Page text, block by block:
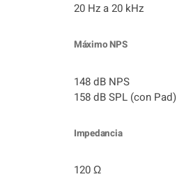
20 Hz a 20 kHz
Máximo NPS
148 dB NPS
158 dB SPL (con Pad)
Impedancia
120 Ω